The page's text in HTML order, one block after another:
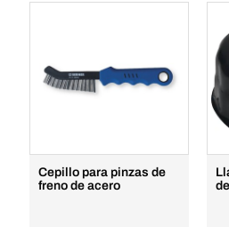
Cepillo para pinzas de
freno de acero